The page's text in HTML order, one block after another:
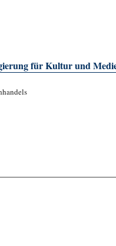
für Kultur und